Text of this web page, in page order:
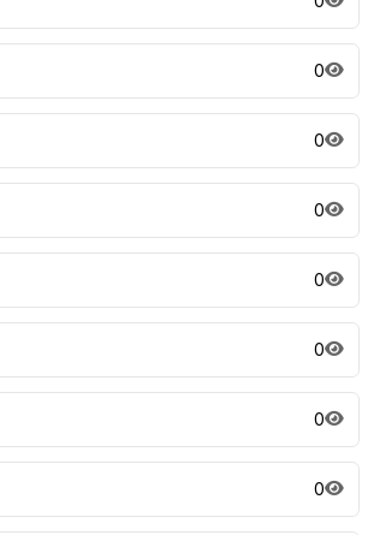
0
0
0
0
0
0
0